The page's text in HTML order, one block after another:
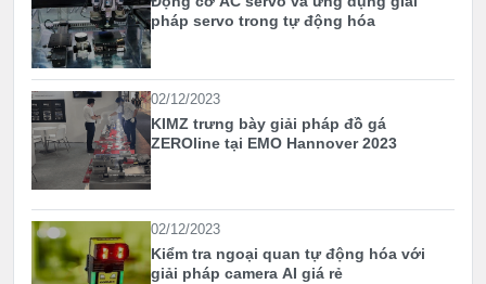
pháp servo trong tự động hóa
02/12/2023
KIMZ trưng bày giải pháp đồ gá
ZEROline tại EMO Hannover 2023
02/12/2023
Kiểm tra ngoại quan tự động hóa với
giải pháp camera AI giá rẻ